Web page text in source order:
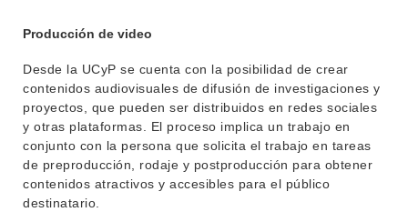
Producción de video
Desde la UCyP se cuenta con la posibilidad de crear
contenidos audiovisuales de difusión de investigaciones y
proyectos, que pueden ser distribuidos en redes sociales
y otras plataformas. El proceso implica un trabajo en
conjunto con la persona que solicita el trabajo en tareas
de preproducción, rodaje y postproducción para obtener
contenidos atractivos y accesibles para el público
destinatario.